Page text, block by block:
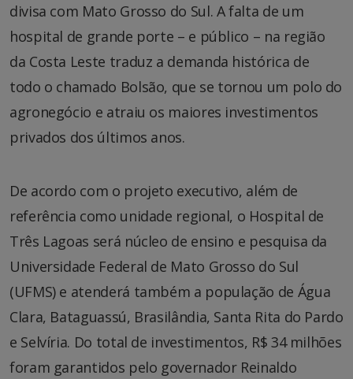
divisa com Mato Grosso do Sul. A falta de um
hospital de grande porte – e público – na região
da Costa Leste traduz a demanda histórica de
todo o chamado Bolsão, que se tornou um polo do
agronegócio e atraiu os maiores investimentos
privados dos últimos anos.
De acordo com o projeto executivo, além de
referência como unidade regional, o Hospital de
Três Lagoas será núcleo de ensino e pesquisa da
Universidade Federal de Mato Grosso do Sul
(UFMS) e atenderá também a população de Água
Clara, Bataguassú, Brasilândia, Santa Rita do Pardo
e Selvíria. Do total de investimentos, R$ 34 milhões
foram garantidos pelo governador Reinaldo